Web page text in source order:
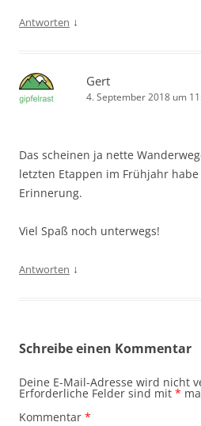
Antworten ↓
Gert
4. September 2018 um
Das scheinen ja nette
letzten Etappen im Frühjahr
Erinnerung.
Viel Spaß noch unterwegs!
Antworten ↓
Schreibe einen Kommentar
Deine E-Mail-Adresse wird nicht
Erforderliche Felder sind mit *
Kommentar *